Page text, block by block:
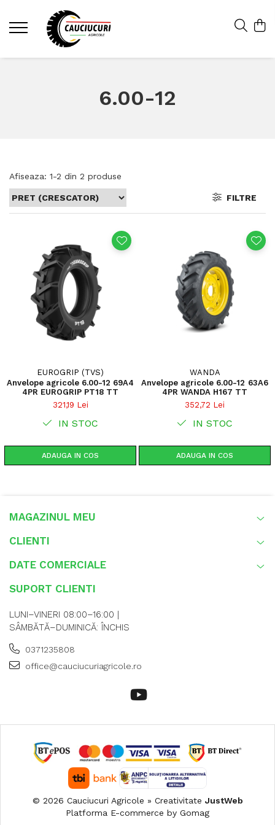
6.00-12
Afiseaza: 1-2 din 2 produse
FILTRE
EUROGRIP (TVS)
Anvelope agricole 6.00-12 69A4
4PR EUROGRIP PT18 TT
321,19 Lei
IN STOC
ADAUGA IN COS
WANDA
Anvelope agricole 6.00-12 63A6
4PR WANDA H167 TT
352,72 Lei
IN STOC
ADAUGA IN COS
MAGAZINUL MEU
CLIENTI
DATE COMERCIALE
SUPORT CLIENTI
LUNI–VINERI 08:00–16:00 |
SÂMBĂTĂ–DUMINICĂ: ÎNCHIS
0371235808
office@cauciucuriagricole.ro
© 2026 Cauciucuri Agricole » Creativitate JustWeb
Platforma E-commerce by Gomag